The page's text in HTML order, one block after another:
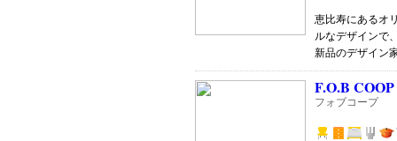
恵比寿にあるオ
ルなデザインで
新品のデザイン
F.O.B COOP
フォブコープ